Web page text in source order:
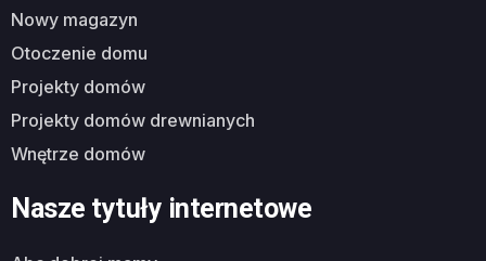
nowy magazyn
otoczenie domu
projekty domów
projekty domów drewnianych
wnętrze domów
Nasze tytuły internetowe